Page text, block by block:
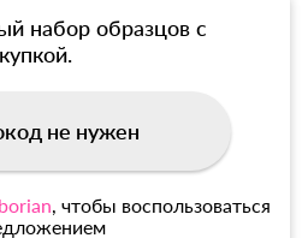
набор образцов с
не нужен
, чтобы воспользоваться